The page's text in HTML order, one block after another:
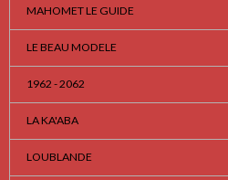
MAHOMET LE GUIDE
LE BEAU MODELE
1962 - 2062
LA KA'ABA
LOUBLANDE